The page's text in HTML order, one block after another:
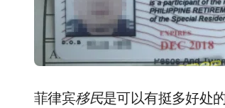
菲律宾移民是可以有挺多好处